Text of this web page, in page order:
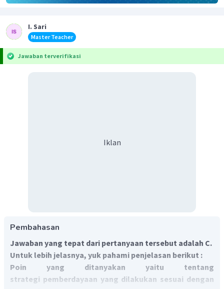
I. Sari
Master Teacher
Jawaban terverifikasi
Iklan
Pembahasan
Jawaban yang tepat dari pertanyaan tersebut adalah C.
Untuk lebih jelasnya, yuk pahami penjelasan berikut :
Poin yang ditanyakan yaitu tentang
strategi pemberdayaan yang dilakukan sesuai dengan